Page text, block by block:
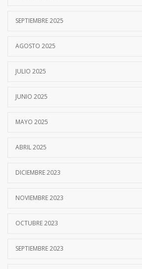
SEPTIEMBRE 2025
AGOSTO 2025
JULIO 2025
JUNIO 2025
MAYO 2025
ABRIL 2025
DICIEMBRE 2023
NOVIEMBRE 2023
OCTUBRE 2023
SEPTIEMBRE 2023